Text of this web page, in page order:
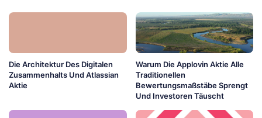
Die Architektur Des Digitalen
Zusammenhalts Und Atlassian
Aktie
Warum Die Applovin Aktie Alle
Traditionellen
Bewertungsmaßstäbe Sprengt
Und Investoren Täuscht